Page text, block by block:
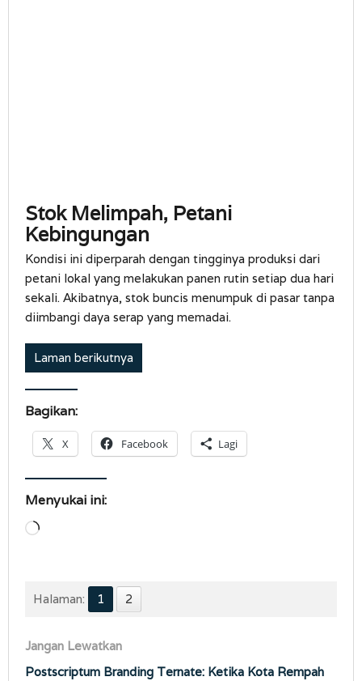
Stok Melimpah, Petani
Kebingungan
Kondisi ini diperparah dengan tingginya produksi dari
petani lokal yang melakukan panen rutin setiap dua hari
sekali. Akibatnya, stok buncis menumpuk di pasar tanpa
diimbangi daya serap yang memadai.
Laman berikutnya
Bagikan:
X Facebook Lagi
Menyukai ini:
Memuat...
Halaman: 1 2
Jangan Lewatkan
Postscriptum Branding Ternate: Ketika Kota Rempah